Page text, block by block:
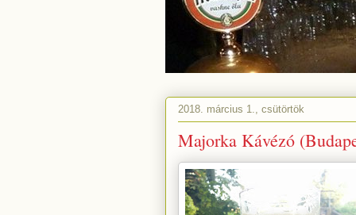
2018. március 1., csütörtök
Majorka Kávézó